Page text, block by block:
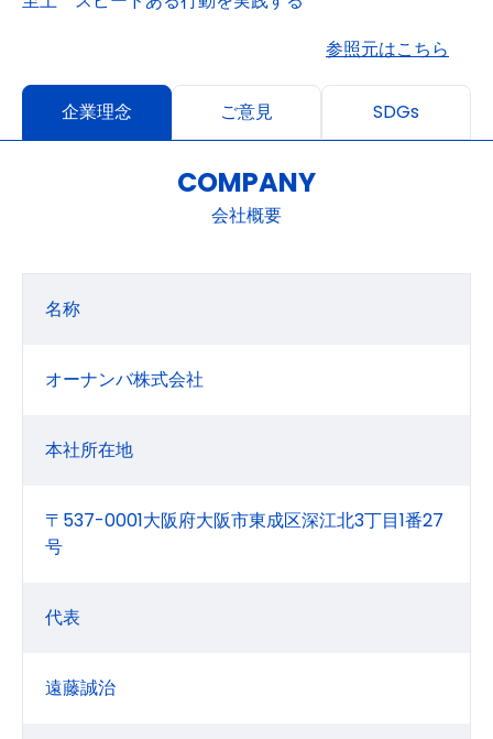
参照元はこちら
企業理念 ご意見 SDGs
COMPANY
会社概要
名称
オーナンバ株式会社
本社所在地
〒537-0001大阪府大阪市東成区深江北3丁目1番27
号
代表
遠藤誠治